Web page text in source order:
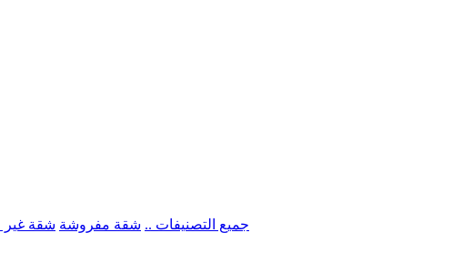
.. جميع التصنيفات .. شقة مفروشة شقة